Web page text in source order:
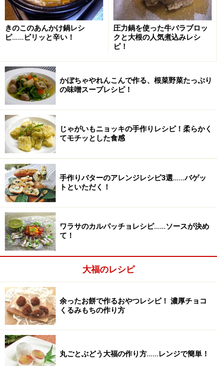
2
電子レンジで加熱する
蓋をして電子レンジ（600w）で約2分ほど加熱します。
きのこのあんかけ鍋レシ
ピ……ピリッと辛い！
圧力鍋を使った牛バラブロッ
クと大根の人気煮込みレシ
ピ！
かぼちゃやれんこんで作る、根菜野菜たっぷり
の味噌スープレシピ！
じゃがいもニョッキの手作りレシピ！柔らかく
てモチッとした食感
手作りバターのアレンジレシピ3選……バゲッ
トといただく！
ワラサのカルパッチョレシピ……ソースが決め
て！
大福のレシピ
余ったお餅で作るおやつレシピ！ 濃厚チョコ
くるみもちの作り方
丸ごとぶどう大福の作り方……レンジで簡単！